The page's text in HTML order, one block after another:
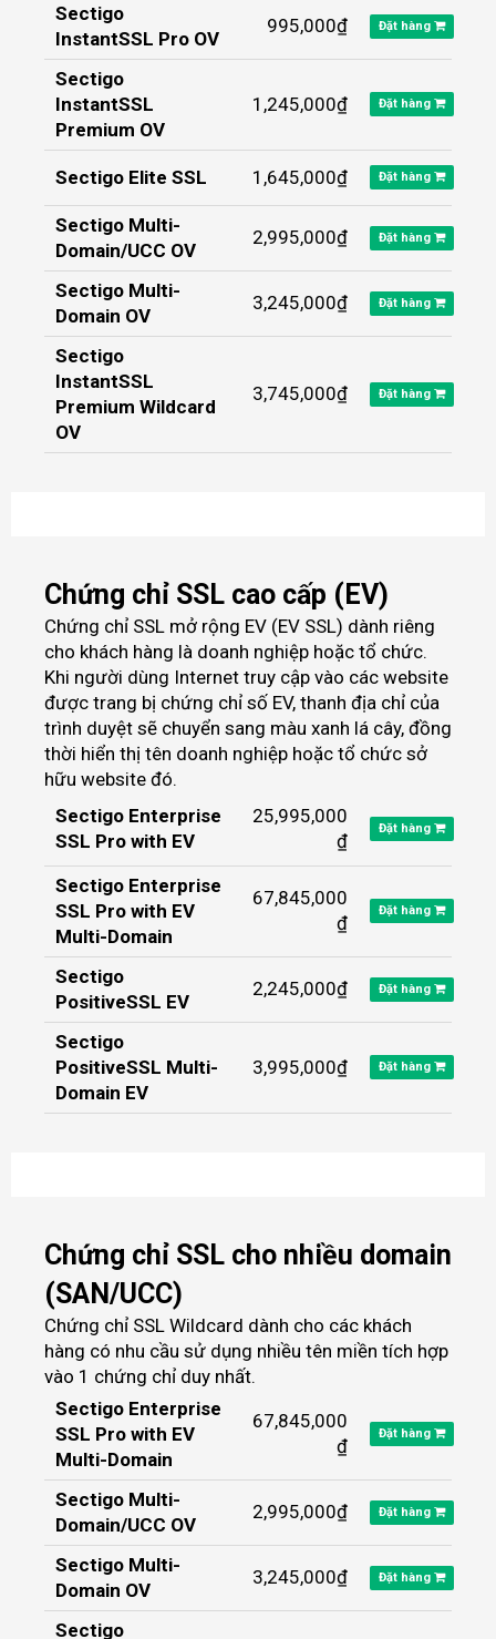
Sectigo
InstantSSL Pro OV
995,000₫ Đặt hàng
Sectigo
InstantSSL
Premium OV
1,245,000₫ Đặt hàng
Sectigo Elite SSL 1,645,000₫ Đặt hàng
Sectigo Multi-
Domain/UCC OV
2,995,000₫ Đặt hàng
Sectigo Multi-
Domain OV
3,245,000₫ Đặt hàng
Sectigo
InstantSSL
Premium Wildcard
OV
3,745,000₫ Đặt hàng
Chứng chỉ SSL cao cấp (EV)
Chứng chỉ SSL mở rộng EV (EV SSL) dành riêng
cho khách hàng là doanh nghiệp hoặc tổ chức.
Khi người dùng Internet truy cập vào các website
được trang bị chứng chỉ số EV, thanh địa chỉ của
trình duyệt sẽ chuyển sang màu xanh lá cây, đồng
thời hiển thị tên doanh nghiệp hoặc tổ chức sở
hữu website đó.
Sectigo Enterprise
SSL Pro with EV
25,995,000
₫
Đặt hàng
Sectigo Enterprise
SSL Pro with EV
Multi-Domain
67,845,000
₫
Đặt hàng
Sectigo
PositiveSSL EV
2,245,000₫ Đặt hàng
Sectigo
PositiveSSL Multi-
Domain EV
3,995,000₫ Đặt hàng
Chứng chỉ SSL cho nhiều domain
(SAN/UCC)
Chứng chỉ SSL Wildcard dành cho các khách
hàng có nhu cầu sử dụng nhiều tên miền tích hợp
vào 1 chứng chỉ duy nhất.
Sectigo Enterprise
SSL Pro with EV
Multi-Domain
67,845,000
₫
Đặt hàng
Sectigo Multi-
Domain/UCC OV
2,995,000₫ Đặt hàng
Sectigo Multi-
Domain OV
3,245,000₫ Đặt hàng
Sectigo